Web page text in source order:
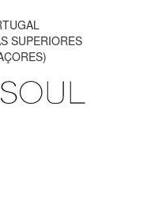
SUPERIORES